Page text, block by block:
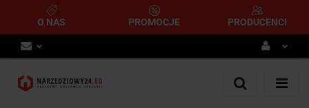
O NAS PROMOCJE PRODUCENCI
Zaloguj się